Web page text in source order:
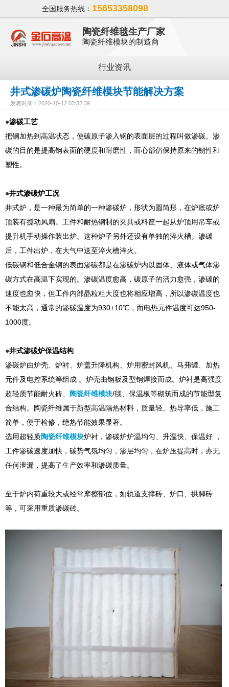
全国服务热线： 15653358098
陶瓷纤维毯生产厂家
陶瓷纤维模块的制造商
行业资讯
井式渗碳炉陶瓷纤维模块节能解决方案
发表时间：2020-10-12 03:32:39
●渗碳工艺
把钢加热到高温状态，使碳原子渗入钢的表面层的过程叫做渗碳。渗
碳的目的是提高钢表面的硬度和耐磨性，而心部仍保持原来的韧性和
塑性。
●井式渗碳炉工况
井式炉，是一种最为简单的一种渗碳炉，形状为圆筒形，在炉底或炉
顶装有搅动风扇。工件和耐热钢制的夹具或料筐一起从炉顶用吊车或
提升机手动操作装出炉。这种炉子另外还设有单独的淬火槽。渗碳
后，工件出炉，在大气中送至淬火槽淬火。
低碳钢和低合金钢的表面渗碳都是在渗碳炉内以固体、液体或气体渗
碳方式在高温下实现的。渗碳温度愈高，碳原子的活力愈强，渗碳的
速度也愈快，但工件内部晶粒粗大度也将相应增高，所以渗碳温度也
不能太高，通常的渗碳温度为930±10℃，而电热元件温度可达950-
1000度。
●井式渗碳炉保温结构
渗碳炉由炉壳、炉衬、炉盖升降机构、炉用密封风机、马弗罐、加热
元件及电控系统等组成 。炉壳由钢板及型钢焊接而成。炉衬是高强度
超轻质节能耐火砖、
陶瓷纤维模块/毯、保温板等砌筑而成的节能型复
合结构。陶瓷纤维属于新型高温隔热材料，质量轻、热导率低，施工
简单，便于检修，绝热节能效果显著。
选用超轻质陶瓷纤维模块炉衬，渗碳炉炉温均匀、升温快、保温好 ，
工件渗碳速度加快，碳势气氛均匀，渗层均匀，在炉压提高时，亦无
任何泄漏，提高了生产效率和渗碳质量。
至于炉内荷重较大或经常摩擦部位，如轨道支撑砖、炉口、拱脚砖
等，可采用重质渗碳砖。